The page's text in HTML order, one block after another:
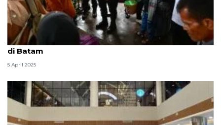
Wakapolda Kepri pantau kondisi arus balik Lebaran
di Batam
5 April 2025